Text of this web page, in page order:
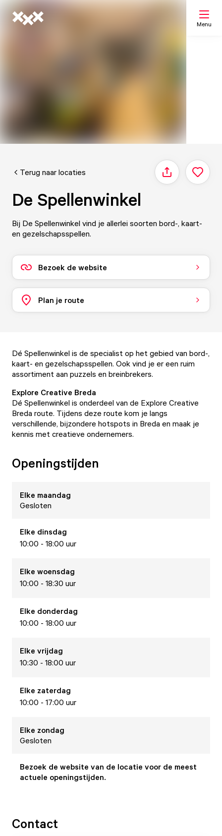
Menu
Terug naar locaties Delen
De Spellenwinkel
Bij De Spellenwinkel vind je allerlei soorten bord-, kaart-
en gezelschapsspellen.
Bezoek de website
Plan je route
Dé Spellenwinkel is de specialist op het gebied van bord-,
kaart- en gezelschapsspellen. Ook vind je er een ruim
assortiment aan puzzels en breinbrekers.
Explore Creative Breda
Dé Spellenwinkel is onderdeel van de Explore Creative
Breda route. Tijdens deze route kom je langs
verschillende, bijzondere hotspots in Breda en maak je
kennis met creatieve ondernemers.
Openingstijden
Elke maandag
Gesloten
Elke dinsdag
10:00 - 18:00 uur
Elke woensdag
10:00 - 18:30 uur
Elke donderdag
10:00 - 18:00 uur
Elke vrijdag
10:30 - 18:00 uur
Elke zaterdag
10:00 - 17:00 uur
Elke zondag
Gesloten
Bezoek de website van de locatie voor de meest
actuele openingstijden.
Contact